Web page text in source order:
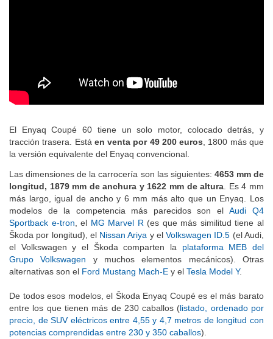
El Enyaq Coupé 60 tiene un solo motor, colocado detrás, y
tracción trasera. Está en venta por 49 200 euros , 1800 más que
la versión equivalente del Enyaq convencional.
Las dimensiones de la carrocería son las siguientes: 4653 mm de
longitud, 1879 mm de anchura y 1622 mm de altura . Es 4 mm
más largo, igual de ancho y 6 mm más alto que un Enyaq. Los
modelos de la competencia más parecidos son elAudi Q4
Sportback e-tron , el MG Marvel R (es que más similitud tiene al
Škoda por longitud), el Nissan Ariya y elVolkswagen ID.5 (el Audi,
el Volkswagen y el Škoda comparten la plataforma MEB del
Grupo Volkswagen y muchos elementos mecánicos). Otras
alternativas son el Ford Mustang Mach-E y el Tesla Model Y.
De todos esos modelos, el Škoda Enyaq Coupé es el más barato
entre los que tienen más de 230 caballos (listado, ordenado por
precio, de SUV eléctricos entre 4,55 y 4,7 metros de longitud con
potencias comprendidas entre 230 y 350 caballos).